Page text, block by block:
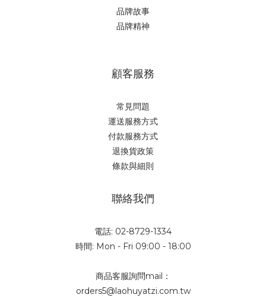
品牌故事
品牌精神
顧客服務
常見問題
運送服務方式
付款服務方式
退換貨政策
條款與細則
聯絡我們
電話: 02-8729-1334
時間: Mon - Fri 09:00 - 18:00
商品客服詢問mail：
orders5@laohuyatzi.com.tw